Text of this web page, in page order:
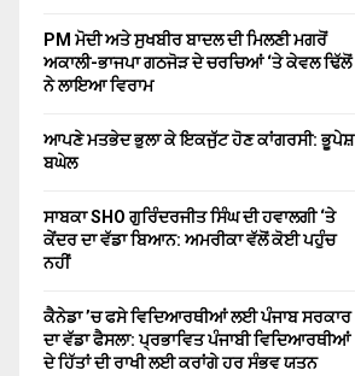
PM ਮੋਦੀ ਅਤੇ ਸੁਖਬੀਰ ਬਾਦਲ ਦੀ ਮਿਲਣੀ ਮਗਰੋਂ
ਅਕਾਲੀ-ਭਾਜਪਾ ਗਠਜੋੜ ਦੇ ਚਰਚਿਆਂ ‘ਤੇ ਕੇਵਲ ਢਿੱਲੋਂ
ਨੇ ਲਾਇਆ ਵਿਰਾਮ
ਆਪਣੇ ਮਤਭੇਦ ਭੁਲਾ ਕੇ ਇਕਜੁੱਟ ਹੋਣ ਕਾਂਗਰਸੀ: ਭੂਪੇਸ਼
ਬਘੇਲ
ਸਾਬਕਾ SHO ਗੁਰਿੰਦਰਜੀਤ ਸਿੰਘ ਦੀ ਹਵਾਲਗੀ ‘ਤੇ
ਕੇਂਦਰ ਦਾ ਵੱਡਾ ਬਿਆਨ: ਅਮਰੀਕਾ ਵੱਲੋਂ ਕੋਈ ਪਹੁੰਚ
ਨਹੀਂ
ਕੈਨੇਡਾ ’ਚ ਫਸੇ ਵਿਦਿਆਰਥੀਆਂ ਲਈ ਪੰਜਾਬ ਸਰਕਾਰ
ਦਾ ਵੱਡਾ ਫੈਸਲਾ: ਪ੍ਰਭਾਵਿਤ ਪੰਜਾਬੀ ਵਿਦਿਆਰਥੀਆਂ
ਦੇ ਹਿੱਤਾਂ ਦੀ ਰਾਖੀ ਲਈ ਕਰਾਂਗੇ ਹਰ ਸੰਭਵ ਯਤਨ